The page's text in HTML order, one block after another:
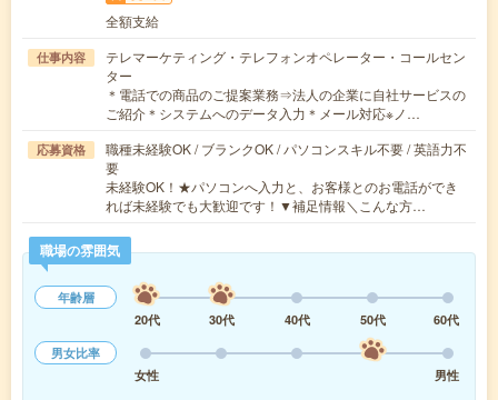
全額支給
仕事内容
テレマーケティング・テレフォンオペレーター・コールセン
ター
＊電話での商品のご提案業務⇒法人の企業に自社サービスの
ご紹介＊システムへのデータ入力＊メール対応※ノ…
応募資格
職種未経験OK / ブランクOK / パソコンスキル不要 / 英語力不
要
未経験OK！★パソコンへ入力と、お客様とのお電話ができ
れば未経験でも大歓迎です！▼補足情報＼こんな方…
職場の雰囲気
年齢層
20代
30代 40代 50代
60代
男女比率
女性
男性